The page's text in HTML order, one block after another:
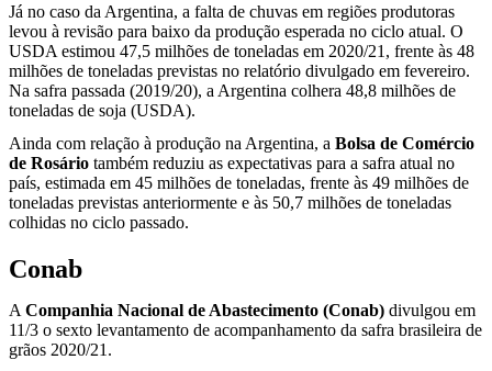
Já no caso da Argentina, a falta de chuvas em regiões produtoras
levou à revisão para baixo da produção esperada no ciclo atual. O
USDA estimou 47,5 milhões de toneladas em 2020/21, frente às 48
milhões de toneladas previstas no relatório divulgado em fevereiro.
Na safra passada (2019/20), a Argentina colhera 48,8 milhões de
toneladas de soja (USDA).
Ainda com relação à produção na Argentina, a Bolsa de Comércio
de Rosário também reduziu as expectativas para a safra atual no
país, estimada em 45 milhões de toneladas, frente às 49 milhões de
toneladas previstas anteriormente e às 50,7 milhões de toneladas
colhidas no ciclo passado.
Conab
A Companhia Nacional de Abastecimento (Conab) divulgou em
11/3 o sexto levantamento de acompanhamento da safra brasileira de
grãos 2020/21.